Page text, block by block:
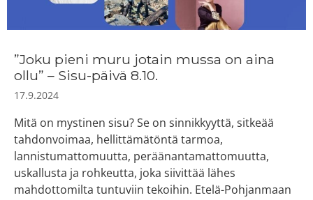
”Joku pieni muru jotain mussa on aina
ollu” – Sisu-päivä 8.10.
17.9.2024
Mitä on mystinen sisu? Se on sinnikkyyttä, sitkeää
tahdonvoimaa, hellittämätöntä tarmoa,
lannistumattomuutta, peräänantamattomuutta,
uskallusta ja rohkeutta, joka siivittää lähes
mahdottomilta tuntuviin tekoihin. Etelä-Pohjanmaan